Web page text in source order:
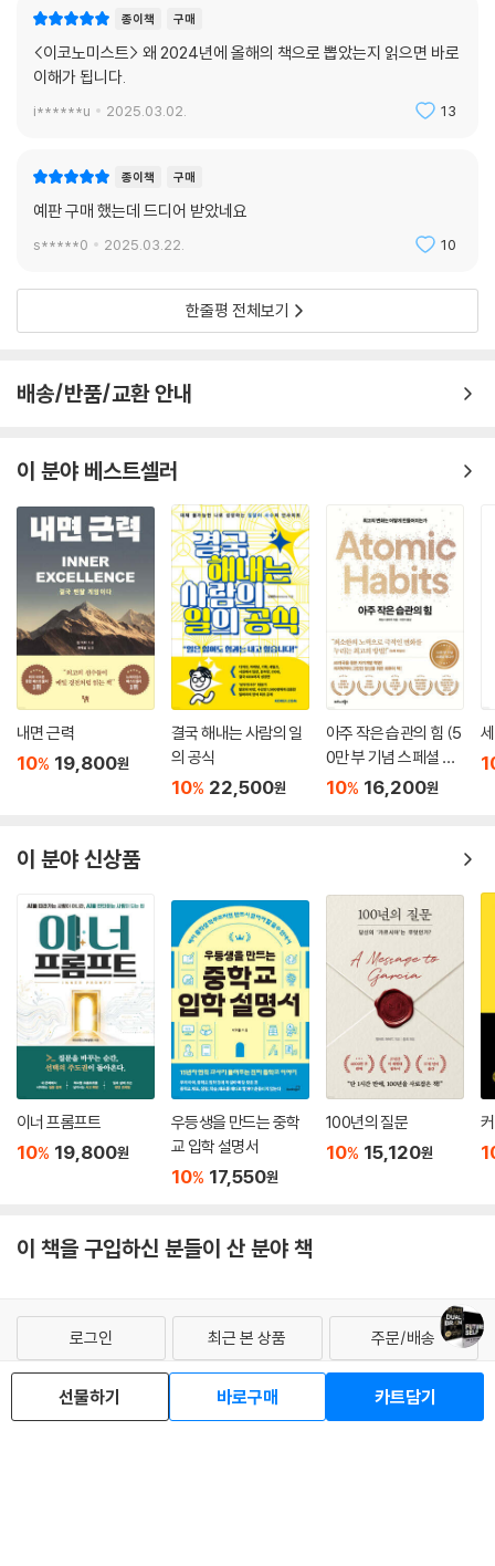
오랜만에 만난 너무 훌륭한 책이라 쉴 틈 없이 읽어나갔고, 밑줄이 많이 그
나를 알고 싶다는 갈증이 있었는데 이 책을 만나 그 갈증을 해소할 수 있어
_돈기부업님
오랜만에 읽는 만점짜리 책입니다! 이 책 덕분에 생각을 바꾸고 행동으로
실천할 수 있었습니다. 이 책을 하루라도 빨리 읽지 않으면 손해라고 생각
합니다.
_아르비아님
삶에 엄청난 변화가 일어나기 시작했습니다. 미래를 10배 크게 상상하게
되었고, 목표가 더욱 명확해졌습니다. 미래의 나와 연결하는 것이 변화의
_ Ricbam님
트를 사용하고, 빈 공간에 이것저것을 써넣느라 책이 너덜해졌습니다. 올
있었죠. 이 책은 내 미래에 확실한 시간과 노력을 지불할 가치를 알려주었
습니다.
_ skhaibos님
정말 되고 싶은 나만의 ‘퓨처 셀프’를 만났습니다. 삶의 목적을 찾았고, 이
를 달성하기 위한 구체적이고 정량적인 계획을 세웠습니다. 더 나은 사람
이 되기 위해 끝까지 노력하겠습니다!
_ slowblue님
미래의 나와 연결되는 순간 희망이 생겼습니다. 과거의 경험을 재해석했
고, 현재를 바라보는 관점이 달라졌습니다. 그렇게 제가 원하는 미래의 나
고 계획도 세우지만, 실천하지 않는 사람이었습니다. 이 책을 읽고 드디어
행동하기 시작했습니다. 지금의 모습에서 변하고 싶다면 이 책을 꼭 읽어
보시길 바랍니다!
_ serendipity님
이 책을 읽고 3개월 후에 재독을 하면서 그동안 제가 얼마나 성장했는지
명확하게 알 수 있었습니다. 나아가 1년 후, 10년 후, 20년 후에는 얼마나
더 성장해 있을지 상상하니 기대감으로 벅차오릅니다.
_건강하고용감한독학자님
세계 최대 서평 사이트 굿리즈에 달린 생생한 독자 리뷰
는 법을 실천하기 시작했고, 다시 목표가 생겼다. 누구나 이해하기 쉬운 내
용으로, 이 책을 중학생인 손주에게도 권하고 싶다. 20년 전에 이 책을 만
_프랭크 세이퍼트
벤저민 하디의 팬으로서 그의 책을 전부 읽어봤지만 이 책이 최고다. 책을
읽는 동안 미래의 내가 지금 무엇을 하고 있기를 바라는지 여러 번 생각하
게 만들었다. 내가 하고 있는 일이 더 나은 방향으로 바뀌었기 때문에 이 책
종이책 구매
<이코노미스트> 왜 2024년에 올해의 책으로 뽑았는지 읽으면 바로
이해가 됩니다.
i******u 2025.03.02. 13
종이책 구매
예판 구매 했는데 드디어 받았네요
s*****0 2025.03.22. 10
한줄평 전체보기
배송/반품/교환 안내
이 분야 베스트셀러
내면 근력
10% 19,800원
결국 해내는 사람의 일
의 공식
10% 22,500원
아주 작은 습관의 힘 (5
0만 부 기념 스페셜 에
디션)
10% 16,200원
이 분야 신상품
이너 프롬프트
10% 19,800원
우등생을 만드는 중학
교 입학 설명서
10% 17,550원
100년의 질문
10% 15,120원
이 책을 구입하신 분들이 산 분야 책
선물하기 바로구매 카트담기
로그인 최근 본 상품 주문/배송
고객센터 1544-3800 티켓 1544-6399
중고샵 1566-4295
eBook 1:1문의/채팅상담